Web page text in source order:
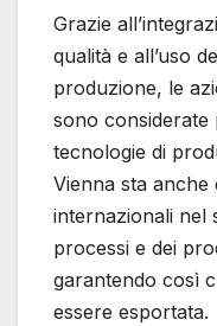
Grazie
qualità e all’uso
produzione, le
sono considerate
tecnologie di
Vienna sta
internazionali nel
processi e dei
garantendo così
essere esportata.